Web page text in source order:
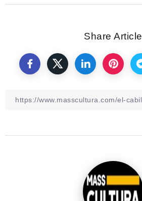
Share Article